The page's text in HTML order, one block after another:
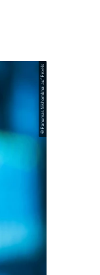
© Panumas Nikhomkhai auf Pexels